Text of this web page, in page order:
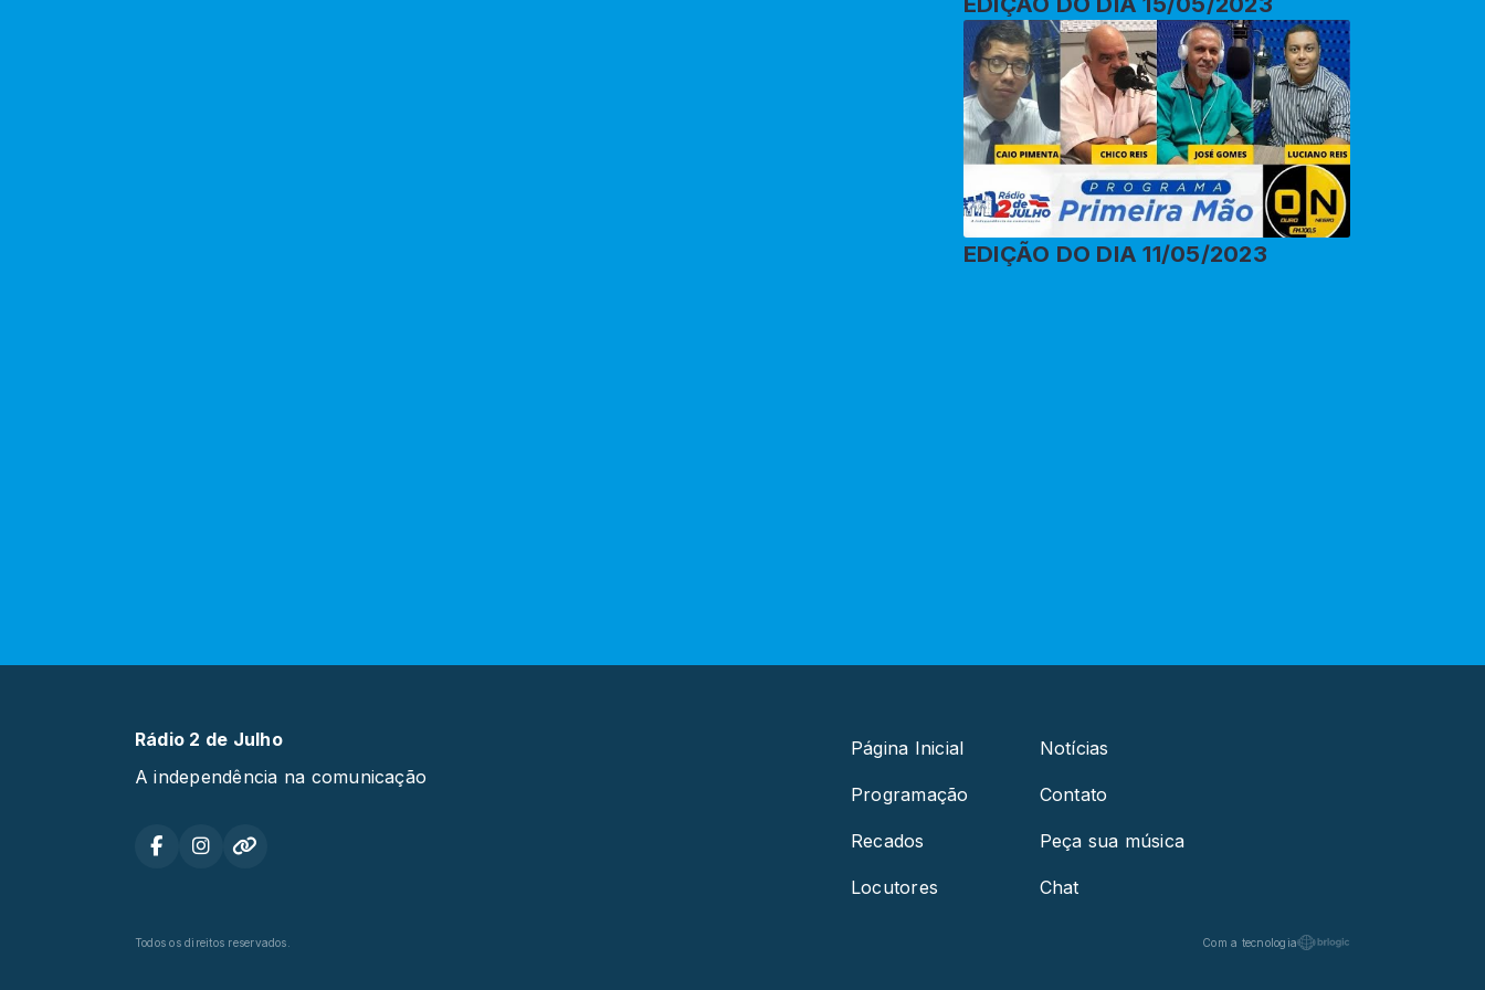
EDIÇÃO DO DIA 11/05/2023
Rádio 2 de Julho
A independência na comunicação
Página Inicial
Programação
Recados
Locutores
Notícias
Contato
Peça sua música
Chat
Todos os direitos reservados. Com a tecnologia